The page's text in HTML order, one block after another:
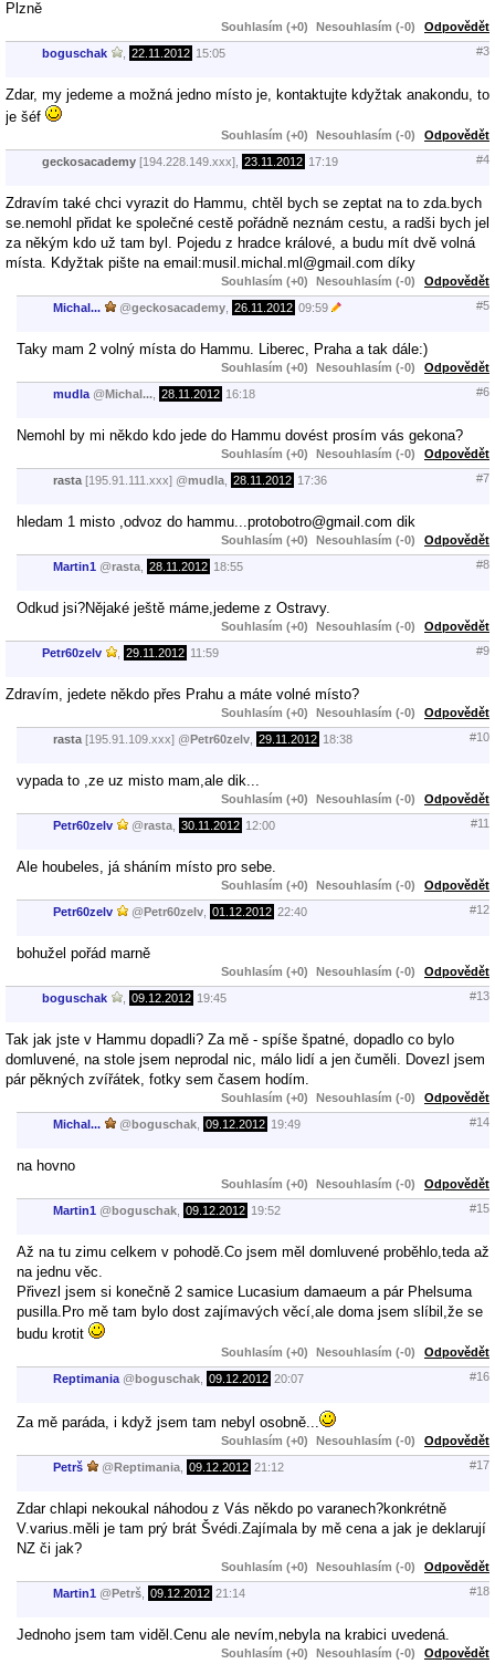
Plzně
Souhlasím (+0) Nesouhlasím (-0) Odpovědět
boguschak 22.11.2012 15:05 #3
Zdar, my jedeme a možná jedno místo je, kontaktujte kdyžtak anakondu, to
je šéf
Souhlasím (+0) Nesouhlasím (-0) Odpovědět
geckosacademy [194.228.149.xxx], 23.11.2012 17:19 #4
Zdravím také chci vyrazit do Hammu, chtěl bych se zeptat na to zda.bych
se.nemohl přidat ke společné cestě pořádně neznám cestu, a radši bych jel
za někým kdo už tam byl. Pojedu z hradce králové, a budu mít dvě volná
místa. Kdyžtak pište na email:musil.michal.ml@gmail.com díky
Souhlasím (+0) Nesouhlasím (-0) Odpovědět
Michal... @geckosacademy 26.11.2012 09:59 #5
Taky mam 2 volný místa do Hammu. Liberec, Praha a tak dále:)
Souhlasím (+0) Nesouhlasím (-0) Odpovědět
mudla @Michal... 28.11.2012 16:18 #6
Nemohl by mi někdo kdo jede do Hammu dovést prosím vás gekona?
Souhlasím (+0) Nesouhlasím (-0) Odpovědět
rasta [195.91.111.xxx] @mudla 28.11.2012 17:36 #7
hledam 1 misto ,odvoz do hammu...protobotro@gmail.com dik
Souhlasím (+0) Nesouhlasím (-0) Odpovědět
Martin1 @rasta 28.11.2012 18:55 #8
Odkud jsi?Nějaké ještě máme,jedeme z Ostravy.
Souhlasím (+0) Nesouhlasím (-0) Odpovědět
Petr60zelv 29.11.2012 11:59 #9
Zdravím, jedete někdo přes Prahu a máte volné místo?
Souhlasím (+0) Nesouhlasím (-0) Odpovědět
rasta [195.91.109.xxx] @Petr60zelv 29.11.2012 18:38 #10
vypada to ,ze uz misto mam,ale dik...
Souhlasím (+0) Nesouhlasím (-0) Odpovědět
Petr60zelv @rasta 30.11.2012 12:00 #11
Ale houbeles, já sháním místo pro sebe.
Souhlasím (+0) Nesouhlasím (-0) Odpovědět
Petr60zelv @Petr60zelv 01.12.2012 22:40 #12
bohužel pořád marně
Souhlasím (+0) Nesouhlasím (-0) Odpovědět
boguschak 09.12.2012 19:45 #13
Tak jak jste v Hammu dopadli? Za mě - spíše špatné, dopadlo co bylo
domluvené, na stole jsem neprodal nic, málo lidí a jen čuměli. Dovezl jsem
pár pěkných zvířátek, fotky sem časem hodím.
Souhlasím (+0) Nesouhlasím (-0) Odpovědět
Michal... @boguschak 09.12.2012 19:49 #14
na hovno
Souhlasím (+0) Nesouhlasím (-0) Odpovědět
Martin1 @boguschak 09.12.2012 19:52 #15
Až na tu zimu celkem v pohodě.Co jsem měl domluvené proběhlo,teda až
na jednu věc.
Přivezl jsem si konečně 2 samice Lucasium damaeum a pár Phelsuma
pusilla.Pro mě tam bylo dost zajímavých věcí,ale doma jsem slíbil,že se
budu krotit
Souhlasím (+0) Nesouhlasím (-0) Odpovědět
Reptimania @boguschak 09.12.2012 20:07 #16
Za mě paráda, i když jsem tam nebyl osobně...
Souhlasím (+0) Nesouhlasím (-0) Odpovědět
Petrš @Reptimania 09.12.2012 21:12 #17
Zdar chlapi nekoukal náhodou z Vás někdo po varanech?konkrétně
V.varius.měli je tam prý brát Švédi.Zajímala by mě cena a jak je deklarují
NZ či jak?
Souhlasím (+0) Nesouhlasím (-0) Odpovědět
Martin1 @Petrš 09.12.2012 21:14 #18
Jednoho jsem tam viděl.Cenu ale nevím,nebyla na krabici uvedená.
Souhlasím (+0) Nesouhlasím (-0) Odpovědět